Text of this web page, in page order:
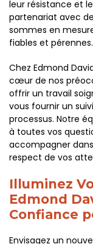
leur résistance et
partenariat avec
sommes en
fiables et pérennes.
Chez Edmond
cœur de nos
offrir un travail
vous fournir un
processus. Notre
à toutes vos
accompagner
respect de vos
Illuminez
Edmond
Confiance
Envisagez un